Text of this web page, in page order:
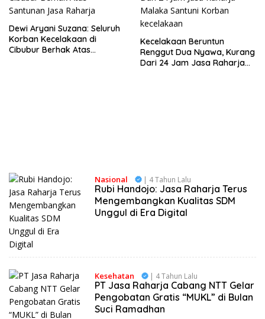
Dewi Aryani Suzana: Seluruh
Korban Kecelakaan di
Cibubur Berhak Atas
Kecelakaan Beruntun
Renggut Dua Nyawa, Kurang
Dari 24 Jam Jasa Raharja
Nasional | 4 Tahun Lalu
Rubi Handojo: Jasa Raharja Terus
Mengembangkan Kualitas SDM
Unggul di Era Digital
Kesehatan | 4 Tahun Lalu
PT Jasa Raharja Cabang NTT Gelar
Pengobatan Gratis “MUKL” di Bulan
Suci Ramadhan